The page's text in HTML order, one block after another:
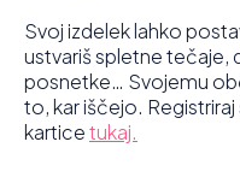
Svoj izdelek lahko
ustvariš spletne tečaje,
posnetke… Svojemu
to, kar iščejo.
karticetukaj.